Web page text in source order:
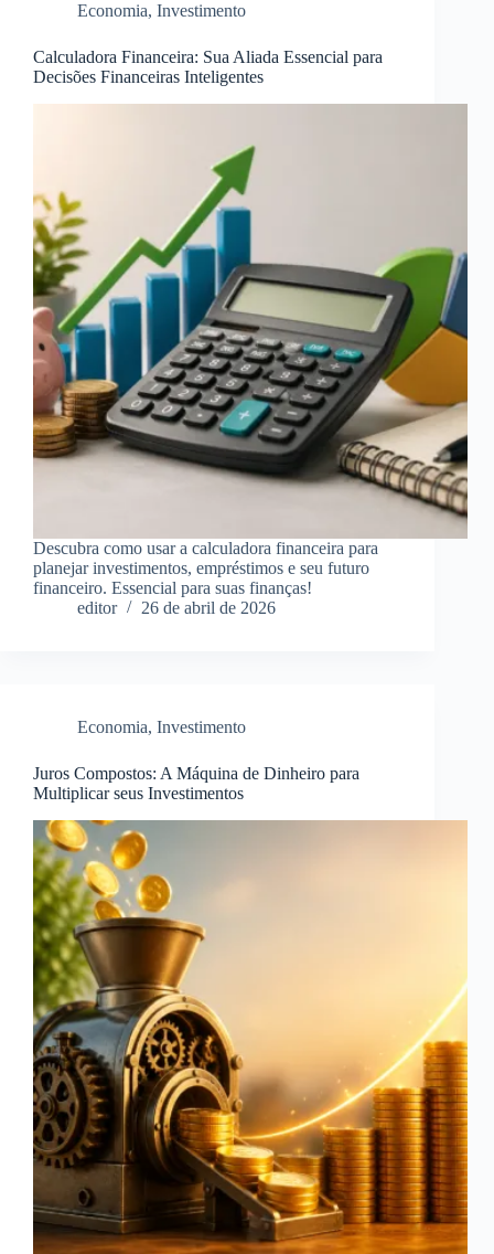
Economia, Investimento
Calculadora Financeira: Sua Aliada Essencial para
Decisões Financeiras Inteligentes
Descubra como usar a calculadora financeira para
planejar investimentos, empréstimos e seu futuro
financeiro. Essencial para suas finanças!
editor
26 de abril de 2026
Economia, Investimento
Juros Compostos: A Máquina de Dinheiro para
Multiplicar seus Investimentos